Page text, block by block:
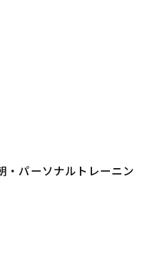
・パーソナルトレーニン